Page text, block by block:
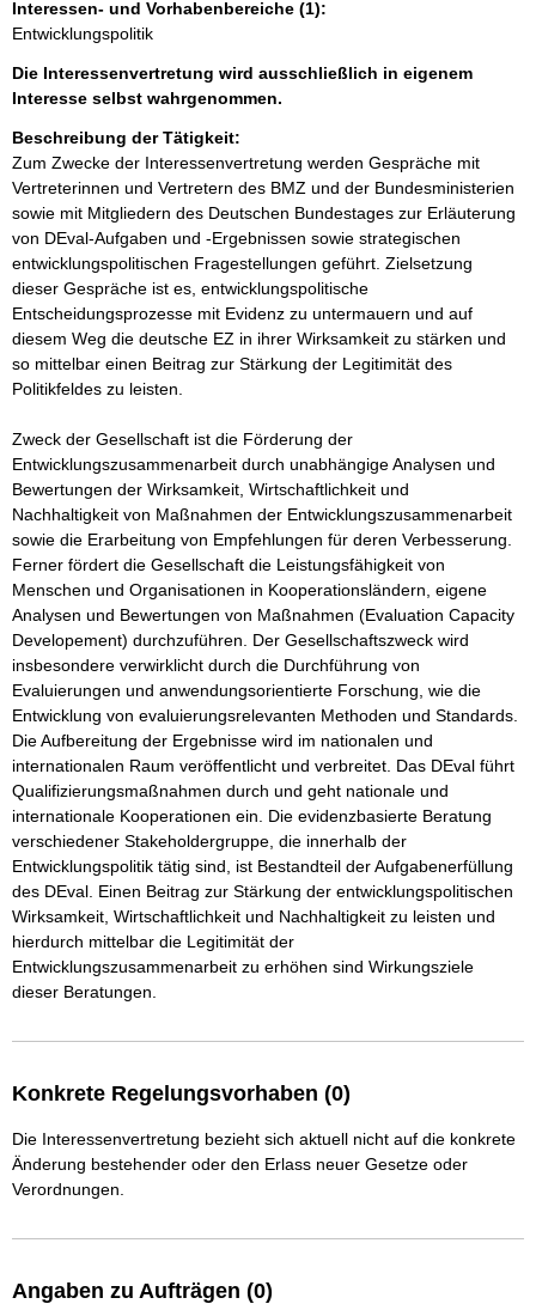
Interessen- und Vorhabenbereiche (1):
Entwicklungspolitik
Die Interessenvertretung wird ausschließlich in eigenem
Interesse selbst wahrgenommen.
Beschreibung der Tätigkeit:
Zum Zwecke der Interessenvertretung werden Gespräche mit
Vertreterinnen und Vertretern des BMZ und der Bundesministerien
sowie mit Mitgliedern des Deutschen Bundestages zur Erläuterung
von DEval-Aufgaben und -Ergebnissen sowie strategischen
entwicklungspolitischen Fragestellungen geführt. Zielsetzung
dieser Gespräche ist es, entwicklungspolitische
Entscheidungsprozesse mit Evidenz zu untermauern und auf
diesem Weg die deutsche EZ in ihrer Wirksamkeit zu stärken und
so mittelbar einen Beitrag zur Stärkung der Legitimität des
Politikfeldes zu leisten.
Zweck der Gesellschaft ist die Förderung der
Entwicklungszusammenarbeit durch unabhängige Analysen und
Bewertungen der Wirksamkeit, Wirtschaftlichkeit und
Nachhaltigkeit von Maßnahmen der Entwicklungszusammenarbeit
sowie die Erarbeitung von Empfehlungen für deren Verbesserung.
Ferner fördert die Gesellschaft die Leistungsfähigkeit von
Menschen und Organisationen in Kooperationsländern, eigene
Analysen und Bewertungen von Maßnahmen (Evaluation Capacity
Developement) durchzuführen. Der Gesellschaftszweck wird
insbesondere verwirklicht durch die Durchführung von
Evaluierungen und anwendungsorientierte Forschung, wie die
Entwicklung von evaluierungsrelevanten Methoden und Standards.
Die Aufbereitung der Ergebnisse wird im nationalen und
internationalen Raum veröffentlicht und verbreitet. Das DEval führt
Qualifizierungsmaßnahmen durch und geht nationale und
internationale Kooperationen ein. Die evidenzbasierte Beratung
verschiedener Stakeholdergruppe, die innerhalb der
Entwicklungspolitik tätig sind, ist Bestandteil der Aufgabenerfüllung
des DEval. Einen Beitrag zur Stärkung der entwicklungspolitischen
Wirksamkeit, Wirtschaftlichkeit und Nachhaltigkeit zu leisten und
hierdurch mittelbar die Legitimität der
Entwicklungszusammenarbeit zu erhöhen sind Wirkungsziele
dieser Beratungen.
Konkrete Regelungsvorhaben (0)
Die Interessenvertretung bezieht sich aktuell nicht auf die konkrete
Änderung bestehender oder den Erlass neuer Gesetze oder
Verordnungen.
Angaben zu Aufträgen (0)